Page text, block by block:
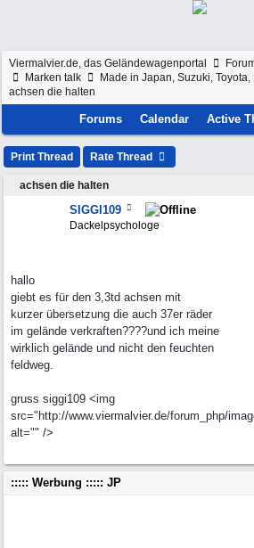
Viermalvier.de, das Geländewagenportal
Marken talk
Made in Japan, Suzuki, Toyota,
achsen die halten
Forums Calendar Active
Print Thread Rate Thread
achsen die halten
SIGGI109
Dackelpsychologe
hallo
giebt es für den 3,3td achsen mit
kurzer übersetzung die auch 37er räder
im gelände verkraften????und ich meine
wirklich gelände und nicht den feuchten
feldweg.
gruss siggi109 <img
src="http://www.viermalvier.de/forum_php/
alt="" />
::::: Werbung ::::: JP